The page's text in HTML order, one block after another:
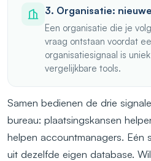
3. Organisatie:
Een organisatie die je
vraag ontstaan voordat
organisatiesignaal is
vergelijkbare tools.
Samen bedienen de drie
bureau: plaatsingskansen
helpen accountmanagers. Eén
uit dezelfde eigen database.